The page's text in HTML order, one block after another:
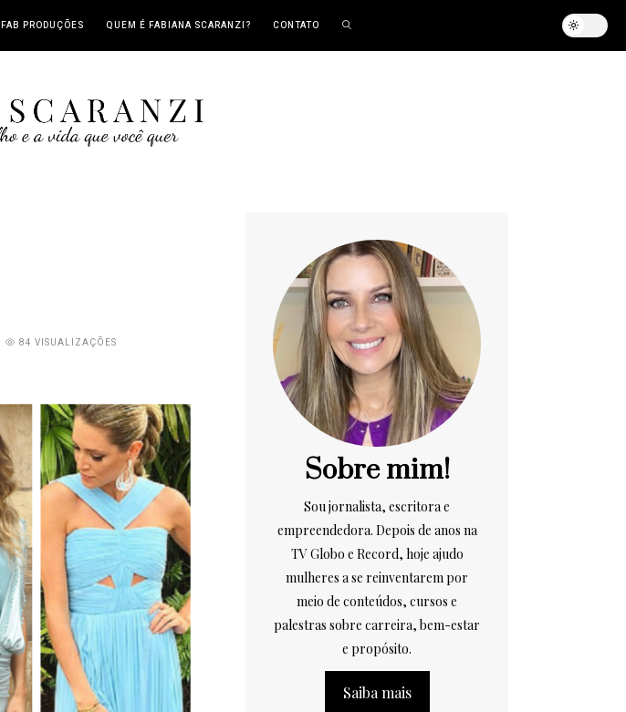
FAB PRODUÇÕES QUEM É FABIANA SCARANZI? CONTATO
84 VISUALIZAÇÕES
Sobre mim!
Sou jornalista, escritora e
empreendedora. Depois de anos na
TV Globo e Record, hoje ajudo
mulheres a se reinventarem por
meio de conteúdos, cursos e
palestras sobre carreira, bem-estar
e propósito.
Saiba mais